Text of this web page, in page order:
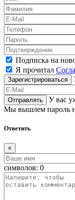
Подписка на
Я прочитал
Зарегистрироваться
Отправлять У вас
Мы вышлем пароль
Ответить
×
символов: 0